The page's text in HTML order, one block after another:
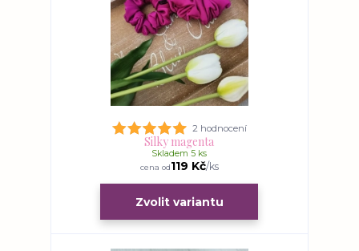
2 hodnocení
Silky magenta
cena od119 Kč/ks
Skladem 5 ks
Zvolit variantu